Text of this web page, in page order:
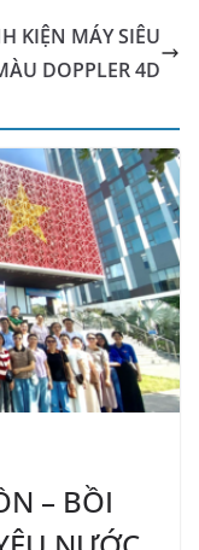
KIỆN MÁY SIÊU
DOPPLER 4D
– BỒI